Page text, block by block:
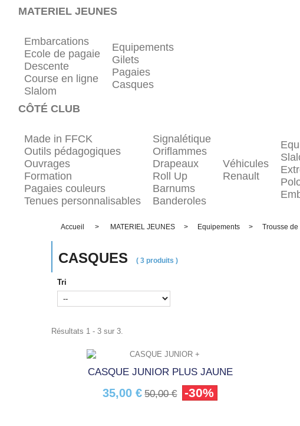
MATERIEL JEUNES
Embarcations
Ecole de pagaie
Descente
Course en ligne
Slalom
Equipements
Gilets
Pagaies
Casques
CÔTÉ CLUB
Made in FFCK
Outils pédagogiques
Ouvrages
Formation
Pagaies couleurs
Tenues personnalisables
Signalétique
Oriflammes
Drapeaux
Roll Up
Barnums
Banderoles
Véhicules
Renault
Accueil > MATERIEL JEUNES > Equipements > Trousse de
CASQUES ( 3 produits )
Tri
Résultats 1 - 3 sur 3.
CASQUE JUNIOR PLUS JAUNE
35,00 € 50,00 € -30%